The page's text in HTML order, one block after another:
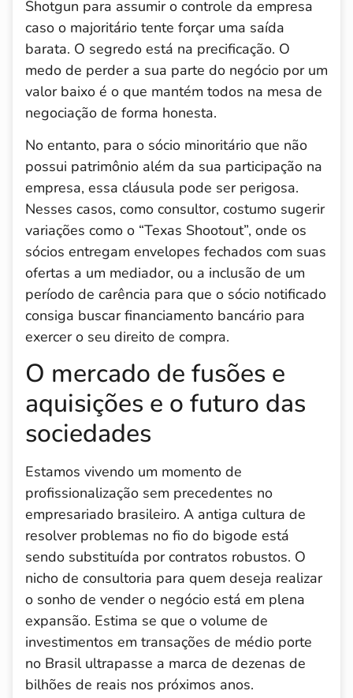
Shotgun para assumir o controle da empresa
caso o majoritário tente forçar uma saída
barata. O segredo está na precificação. O
medo de perder a sua parte do negócio por um
valor baixo é o que mantém todos na mesa de
negociação de forma honesta.
No entanto, para o sócio minoritário que não
possui patrimônio além da sua participação na
empresa, essa cláusula pode ser perigosa.
Nesses casos, como consultor, costumo sugerir
variações como o “Texas Shootout”, onde os
sócios entregam envelopes fechados com suas
ofertas a um mediador, ou a inclusão de um
período de carência para que o sócio notificado
consiga buscar financiamento bancário para
exercer o seu direito de compra.
O mercado de fusões e
aquisições e o futuro das
sociedades
Estamos vivendo um momento de
profissionalização sem precedentes no
empresariado brasileiro. A antiga cultura de
resolver problemas no fio do bigode está
sendo substituída por contratos robustos. O
nicho de consultoria para quem deseja realizar
o sonho de vender o negócio está em plena
expansão. Estima se que o volume de
investimentos em transações de médio porte
no Brasil ultrapasse a marca de dezenas de
bilhões de reais nos próximos anos.